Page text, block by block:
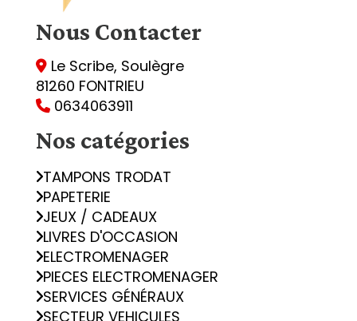
Nous Contacter
 Le Scribe, Soulègre
81260 FONTRIEU
 0634063911
Nos catégories
TAMPONS TRODAT
PAPETERIE
JEUX / CADEAUX
LIVRES D'OCCASION
ELECTROMENAGER
PIECES ELECTROMENAGER
SERVICES GÉNÉRAUX
SECTEUR VEHICULES